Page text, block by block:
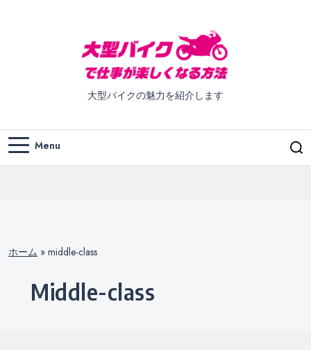
大型バイクの魅力を紹介します
Menu
ホーム » middle-class
middle-class